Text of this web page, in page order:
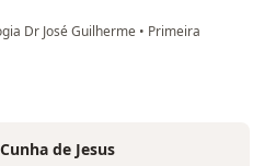
Dr José Guilherme • Primeira
de Jesus